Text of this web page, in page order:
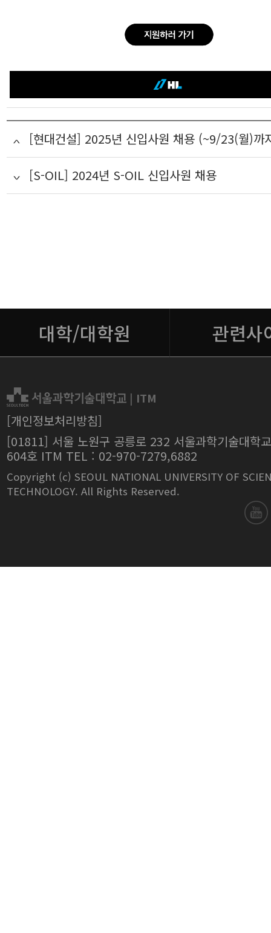
[현대건설] 2025년 신입사원 채용 (~9/23(월)까
[S-OIL] 2024년 S-OIL 신입사원 채용
| ITM
[개인정보처리방침]
[01811] 서울 노원구 공릉로 232 서울과학기술대학
604호 ITM TEL : 02-970-7279,6882
Copyright (c) SEOUL NATIONAL UNIVERSITY OF
TECHNOLOGY. All Rights Reserved.
대학/대학원 관련사